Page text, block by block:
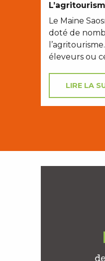
Le Maine
doté de
éleveurs ou
LIRE LA